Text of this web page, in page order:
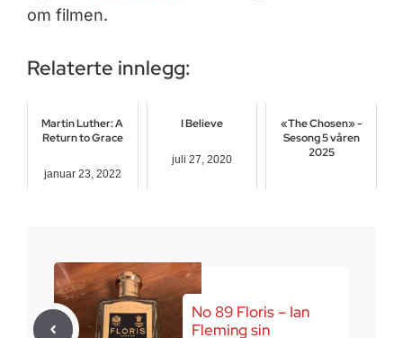
om filmen.
Relaterte innlegg:
Martin Luther: A
Return to Grace
januar 23, 2022
I Believe
juli 27, 2020
«The Chosen» -
Sesong 5 våren
2025
No 89 Floris – Ian
Fleming sin